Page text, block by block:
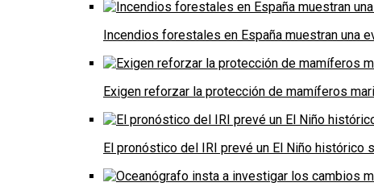
Incendios forestales en España muestran una
Exigen reforzar la protección de mamíferos
El pronóstico del IRI prevé un El Niño histórico